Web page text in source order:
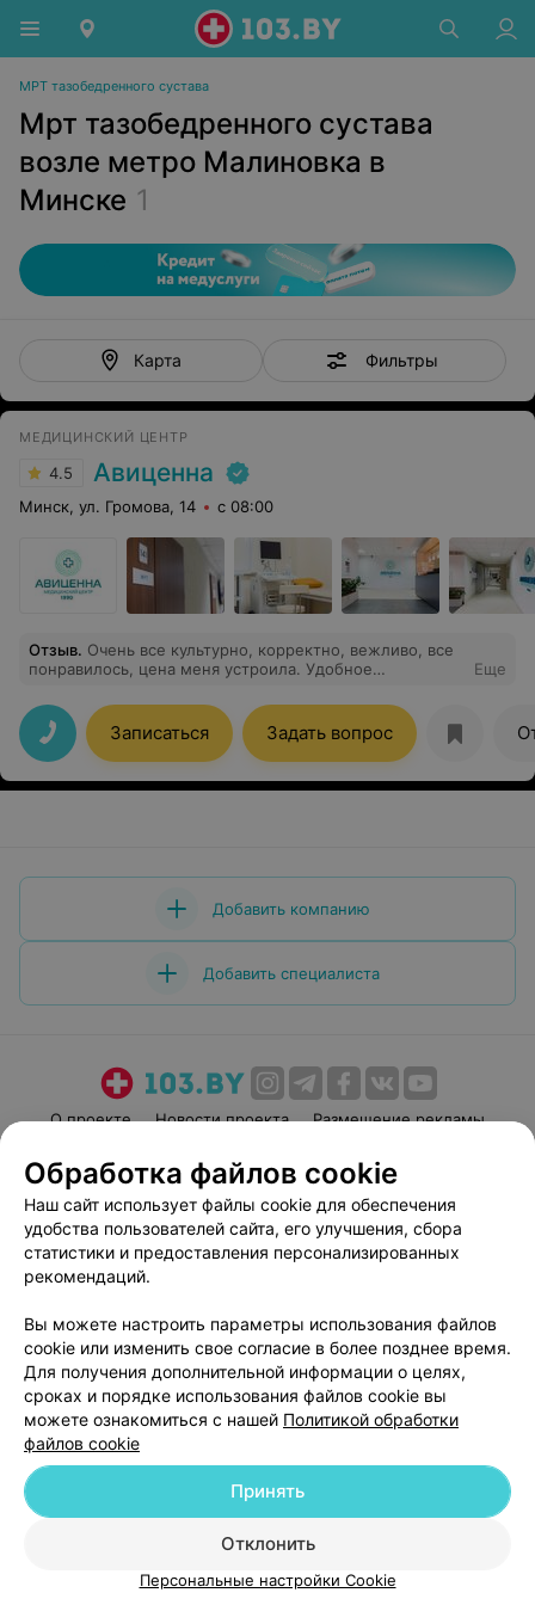
МРТ тазобедренного сустава
Мрт тазобедренного сустава
возле метро Малиновка в
Минске 1
Карта Фильтры
МЕДИЦИНСКИЙ ЦЕНТР
4.5 Авиценна
Минск, ул. Громова, 14 с 08:00
Отзыв. Очень все культурно, корректно, вежливо, все
понравилось, цена меня устроила. Удобное
Еще
Записаться Задать вопрос
Добавить компанию
Добавить специалиста
О проекте Новости проекта
Размещение рекламы
Пользовательское соглашение
Способы оплаты
Вакансии
Партнеры
Написать руководителю 103.by
Персональные настройки cookie
Обработка персональных данных
© 2026 ООО «Артокс Лаб», УНП 191700409| 220012, Республика Беларусь,
г. Минск, улица Толбухина, 2, пом. 16 | help@103.by
Служба поддержки +375 291212755
Обработка файлов cookie
Наш сайт использует файлы cookie для обеспечения
удобства пользователей сайта, его улучшения, сбора
статистики и предоставления персонализированных
рекомендаций.
Вы можете настроить параметры использования файлов
cookie или изменить свое согласие в более позднее время.
Для получения дополнительной информации о целях,
сроках и порядке использования файлов cookie вы
можете ознакомиться с нашей Политикой обработки
файлов cookie
Отклонить
Принять
Персональные настройки Cookie